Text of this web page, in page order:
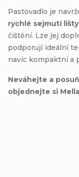
Pastovadlo je
rychlé sejmutí
čištění. Lze jej
podporují ideální
navíc kompaktní a
Neváhejte a
objednejte si